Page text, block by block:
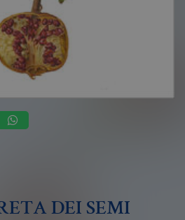
DEI SEMI